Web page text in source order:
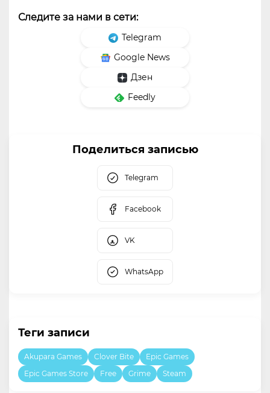
Следите за нами в сети:
Telegram
Google News
Дзен
Feedly
Поделиться записью
Telegram
Facebook
VK
WhatsApp
Теги записи
Akupara Games Clover Bite
Epic Games
Epic Games Store
Free Grime Steam